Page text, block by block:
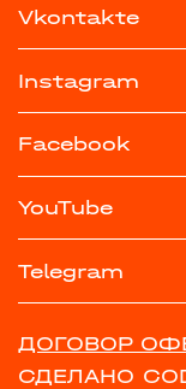
Vkontakte
Instagram
Facebook
YouTube
Telegram
ДОГОВОР
СДЕЛАНО